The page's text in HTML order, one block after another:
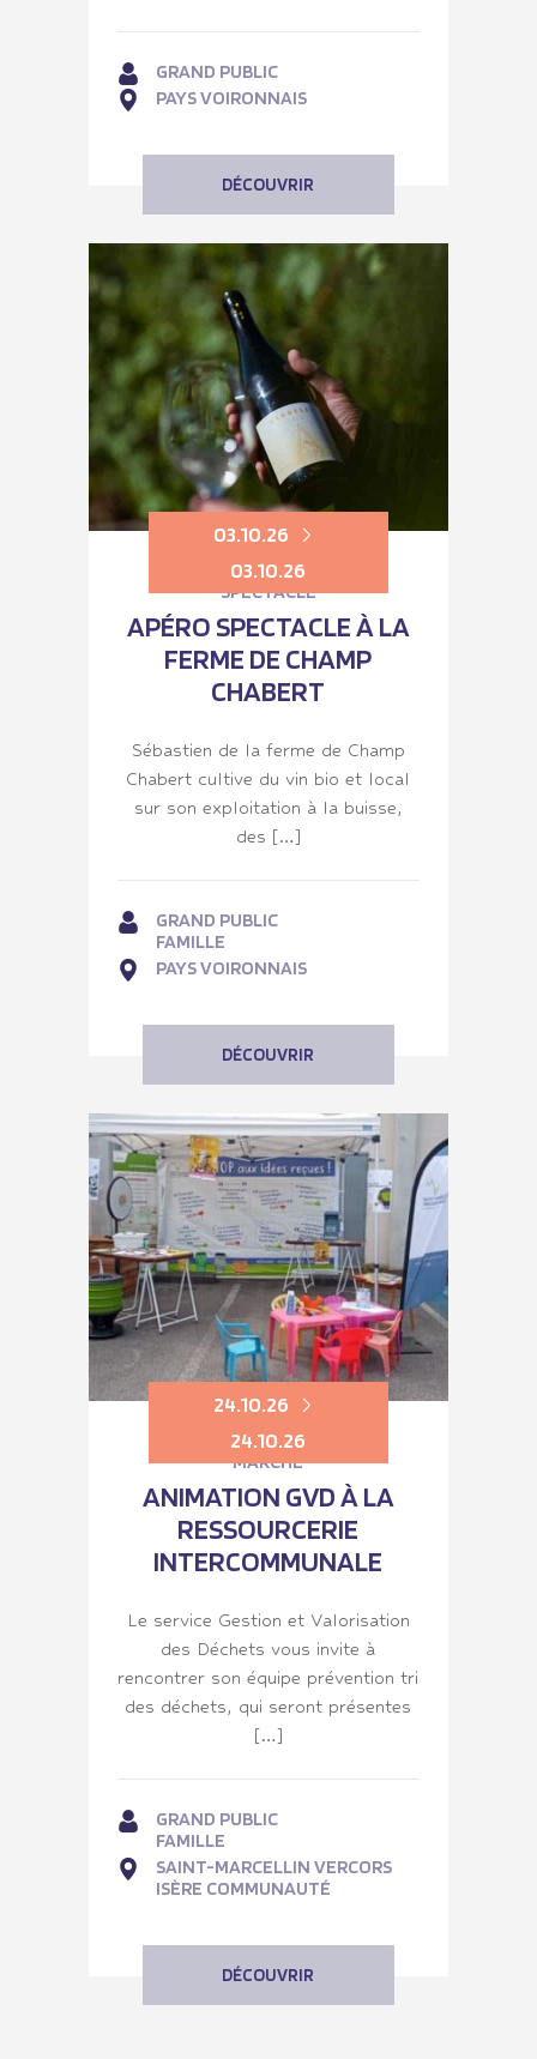
GRAND PUBLIC
PAYS VOIRONNAIS
DÉCOUVRIR
03.10.26
03.10.26
SPECTACLE
APÉRO SPECTACLE À LA
FERME DE CHAMP
CHABERT
Sébastien de la ferme de Champ
Chabert cultive du vin bio et local
sur son exploitation à la buisse,
des […]
GRAND PUBLIC
FAMILLE
PAYS VOIRONNAIS
DÉCOUVRIR
24.10.26
24.10.26
MARCHÉ
ANIMATION GVD À LA
RESSOURCERIE
INTERCOMMUNALE
Le service Gestion et Valorisation
des Déchets vous invite à
rencontrer son équipe prévention tri
des déchets, qui seront présentes
[…]
GRAND PUBLIC
FAMILLE
SAINT-MARCELLIN VERCORS
ISÈRE COMMUNAUTÉ
DÉCOUVRIR